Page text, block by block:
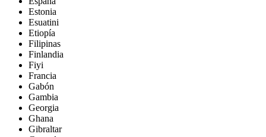
Estonia
Esuatini
Etiopía
Filipinas
Finlandia
Fiyi
Francia
Gabón
Gambia
Georgia
Ghana
Gibraltar